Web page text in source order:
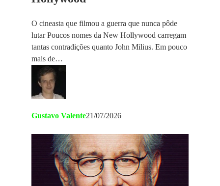
O cineasta que filmou a guerra que nunca pôde
lutar Poucos nomes da New Hollywood carregam
tantas contradições quanto John Milius. Em pouco
mais de…
Gustavo Valente21/07/2026